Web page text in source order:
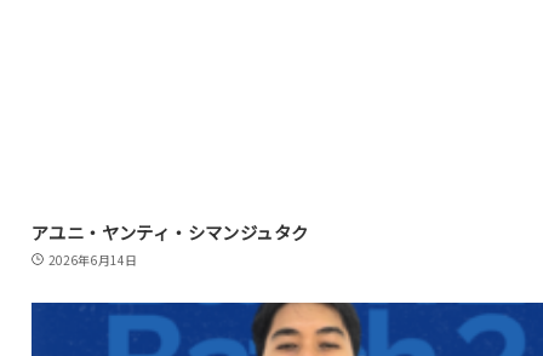
アユニ・ヤンティ・シマンジュタク
2026年6月14日